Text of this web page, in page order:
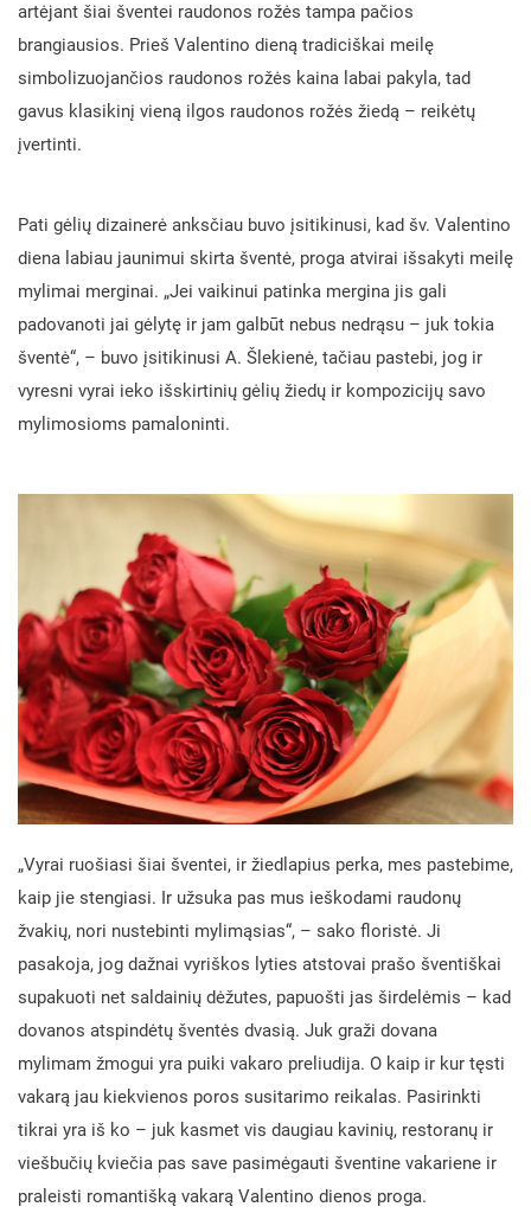
artėjant šiai šventei raudonos rožės tampa pačios
brangiausios. Prieš Valentino dieną tradiciškai meilę
simbolizuojančios raudonos rožės kaina labai pakyla, tad
gavus klasikinį vieną ilgos raudonos rožės žiedą – reikėtų
įvertinti.
Pati gėlių dizainerė anksčiau buvo įsitikinusi, kad šv. Valentino
diena labiau jaunimui skirta šventė, proga atvirai išsakyti meilę
mylimai merginai. „Jei vaikinui patinka mergina jis gali
padovanoti jai gėlytę ir jam galbūt nebus nedrąsu – juk tokia
šventė“, – buvo įsitikinusi A. Šlekienė, tačiau pastebi, jog ir
vyresni vyrai ieko išskirtinių gėlių žiedų ir kompozicijų savo
mylimosioms pamaloninti.
„Vyrai ruošiasi šiai šventei, ir žiedlapius perka, mes pastebime,
kaip jie stengiasi. Ir užsuka pas mus ieškodami raudonų
žvakių, nori nustebinti mylimąsias“, – sako floristė. Ji
pasakoja, jog dažnai vyriškos lyties atstovai prašo šventiškai
supakuoti net saldainių dėžutes, papuošti jas širdelėmis – kad
dovanos atspindėtų šventės dvasią. Juk graži dovana
mylimam žmogui yra puiki vakaro preliudija. O kaip ir kur tęsti
vakarą jau kiekvienos poros susitarimo reikalas. Pasirinkti
tikrai yra iš ko – juk kasmet vis daugiau kavinių, restoranų ir
viešbučių kviečia pas save pasimėgauti šventine vakariene ir
praleisti romantišką vakarą Valentino dienos proga.